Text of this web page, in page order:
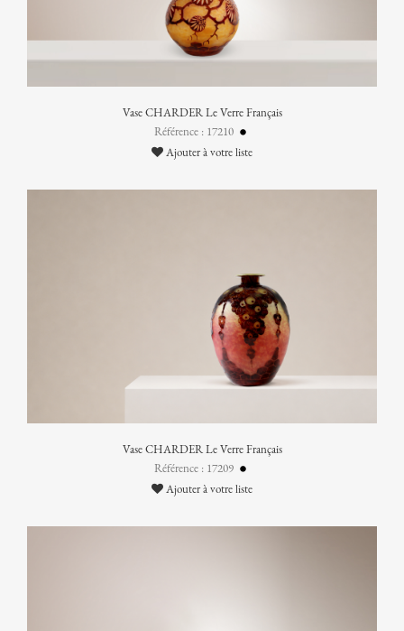
Vase CHARDER Le Verre Français
Référence : 17210
Ajouter à votre liste
Vase CHARDER Le Verre Français
Référence : 17209
Ajouter à votre liste